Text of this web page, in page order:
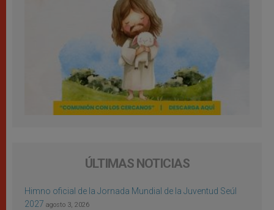
ÚLTIMAS NOTICIAS
Himno oficial de la Jornada Mundial de la Juventud Seúl
2027 agosto 3, 2026